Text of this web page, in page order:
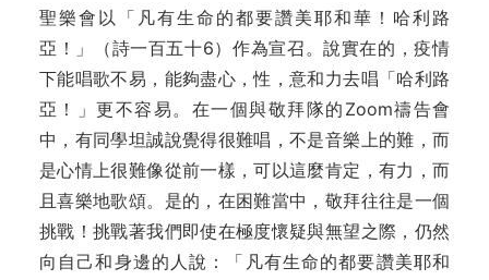
聖樂會以「凡有生命的都要讚美耶和華！哈利路
亞！」（詩一百五十6）作為宣召。說實在的，疫情
下能唱歌不易，能夠盡心，性，意和力去唱「哈利路
亞！」更不容易。在一個與敬拜隊的Zoom禱告會
中，有同學坦誠說覺得很難唱，不是音樂上的難，而
是心情上很難像從前一樣，可以這麼肯定，有力，而
且喜樂地歌頌。是的，在困難當中，敬拜往往是一個
挑戰！挑戰著我們即使在極度懷疑與無望之際，仍然
向自己和身邊的人說：「凡有生命的都要讚美耶和